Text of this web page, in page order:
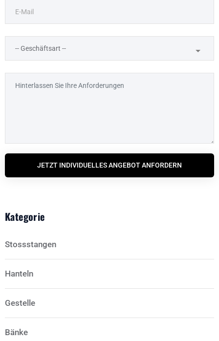
JETZT INDIVIDUELLES ANGEBOT ANFORDERN
Kategorie
Stossstangen
Hanteln
Gestelle
Bänke